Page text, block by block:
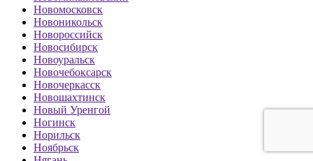
Новомосковск
Новоникольск
Новороссийск
Новосибирск
Новоуральск
Новочебоксарск
Новочеркасск
Новошахтинск
Новый Уренгой
Ногинск
Норильск
Ноябрьск